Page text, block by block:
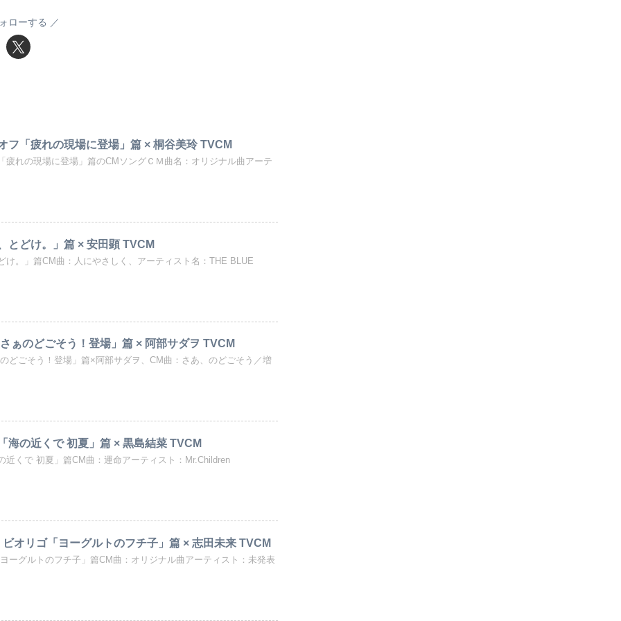
ローする
フ「疲れの現場に登場」篇 × 桐谷美玲 TVCM
疲れの現場に登場」篇のCMソングＣＭ曲名：オリジナル曲アーテ
とどけ。」篇 × 安田顕 TVCM
け。」篇CM曲：人にやさしく、アーティスト名：THE BLUE
ぁのどごそう！登場」篇 × 阿部サダヲ TVCM
どごそう！登場」篇×阿部サダヲ、CM曲：さあ、のどごそう／増
海の近くで 初夏」篇 × 黒島結菜 TVCM
近くで 初夏」篇CM曲：運命アーティスト：Mr.Children
オリゴ「ヨーグルトのフチ子」篇 × 志田未来 TVCM
ーグルトのフチ子」篇CM曲：オリジナル曲アーティスト：未発表